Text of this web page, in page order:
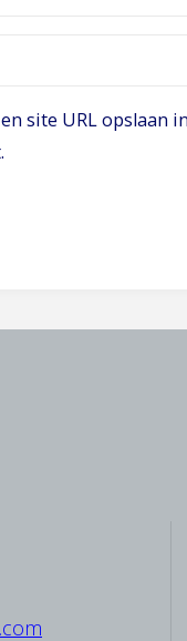
site URL opslaan